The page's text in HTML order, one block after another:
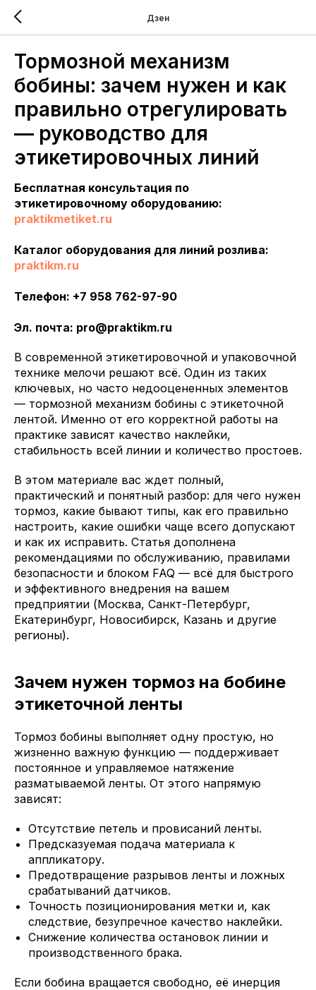
Дзен
Тормозной механизм
бобины: зачем нужен и как
правильно отрегулировать
— руководство для
этикетировочных линий
Бесплатная консультация по
этикетировочному оборудованию:
praktikmetiket.ru
Каталог оборудования для линий розлива:
praktikm.ru
Телефон: +7 958 762-97-90
Эл. почта: pro@praktikm.ru
В современной этикетировочной и упаковочной
технике мелочи решают всё. Один из таких
ключевых, но часто недооцененных элементов
— тормозной механизм бобины с этикеточной
лентой. Именно от его корректной работы на
практике зависят качество наклейки,
стабильность всей линии и количество простоев.
В этом материале вас ждет полный,
практический и понятный разбор: для чего нужен
тормоз, какие бывают типы, как его правильно
настроить, какие ошибки чаще всего допускают
и как их исправить. Статья дополнена
рекомендациями по обслуживанию, правилами
безопасности и блоком FAQ — всё для быстрого
и эффективного внедрения на вашем
предприятии (Москва, Санкт-Петербург,
Екатеринбург, Новосибирск, Казань и другие
регионы).
Зачем нужен тормоз на бобине
этикеточной ленты
Тормоз бобины выполняет одну простую, но
жизненно важную функцию — поддерживает
постоянное и управляемое натяжение
разматываемой ленты. От этого напрямую
зависят:
Отсутствие петель и провисаний ленты.
Предсказуемая подача материала к
аппликатору.
Предотвращение разрывов ленты и ложных
срабатываний датчиков.
Точность позиционирования метки и, как
следствие, безупречное качество наклейки.
Снижение количества остановок линии и
производственного брака.
Если бобина вращается свободно, её инерция